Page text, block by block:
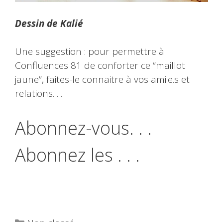
Dessin de Kalié
Une suggestion : pour permettre à
Confluences 81 de conforter ce “maillot
jaune”, faites-le connaitre à vos ami.e.s et
relations. . .
Abonnez-vous. . .
Abonnez les . . .